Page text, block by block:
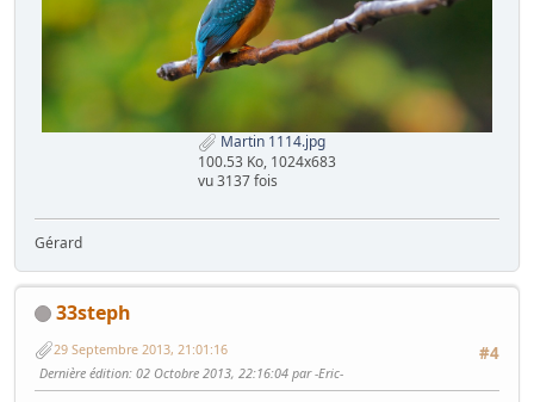
Martin 1114.jpg
100.53 Ko, 1024x683
vu 3137 fois
Gérard
33steph
#4
29 Septembre 2013, 21:01:16
Dernière édition: 02 Octobre 2013, 22:16:04 par -Eric-